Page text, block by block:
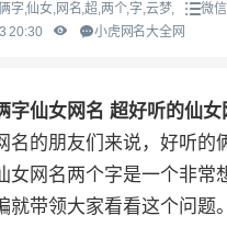
字,仙女,网名,超,两个,字,云梦,
微
20:30
小虎网名大全网
字仙女网名 超好听的仙女
名的朋友们来说，好听的
女网名两个字是一个非常
就带领大家看看这个问题。